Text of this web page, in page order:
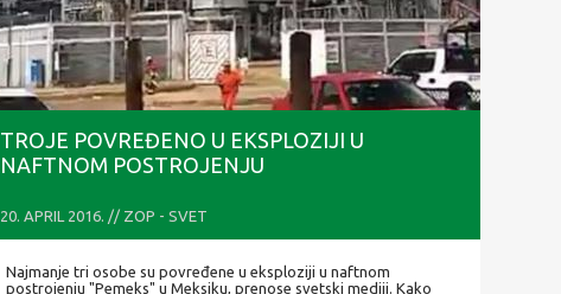
TROJE POVREĐENO U EKSPLOZIJI U
NAFTNOM POSTROJENJU
20. APRIL 2016. // ZOP - SVET
Najmanje tri osobe su povređene u eksploziji u naftnom
postrojenju "Pemeks" u Meksiku, prenose svetski mediji. Kako